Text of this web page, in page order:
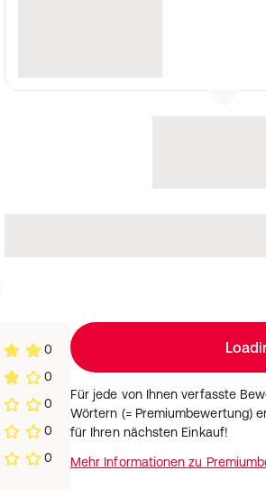
0
0
0
0
0
Für jede von Ihnen verfasste
Wörtern (= Premiumbewertung)
für Ihren nächsten Einkauf!
Mehr Informationen zu